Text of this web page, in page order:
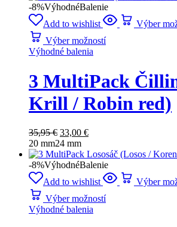
-8%VýhodnéBalenie
Add to wishlist
Výber
Výber možností
Výhodné balenia
3 MultiPack
Krill / Robin red)
35,95€ 33,00 €
20 mm24 mm
-8%VýhodnéBalenie
Add to wishlist
Výber
Výber možností
Výhodné balenia